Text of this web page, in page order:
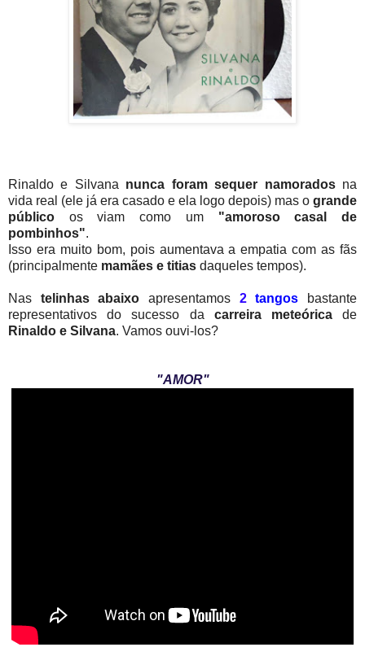
Rinaldo e Silvana nunca foram sequer namoradosna
vida real (ele já era casado e ela logo depois) mas o grande
público os viam como um "amoroso casal de
pombinhos".
Isso era muito bom, pois aumentava a empatia com as fãs
(principalmente mamães e titias daqueles tempos).
Nas telinhas abaixo apresentamos 2 tangos bastante
representativos do sucesso da carreira meteóricade
Rinaldo e Silvana. Vamos ouvi-los?
"AMOR"